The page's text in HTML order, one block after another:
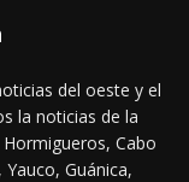
del oeste y el
la noticias de la
Cabo
Guánica,